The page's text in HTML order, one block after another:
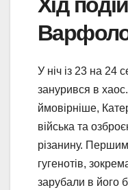
У ніч із 23 на 24
занурився в
ймовірніше,
війська та
різанину.
гугенотів,
зарубали в його